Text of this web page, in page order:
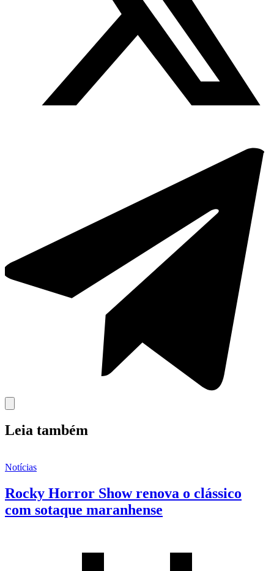
Leia também
Notícias
Rocky Horror Show renova o clássico
com sotaque maranhense